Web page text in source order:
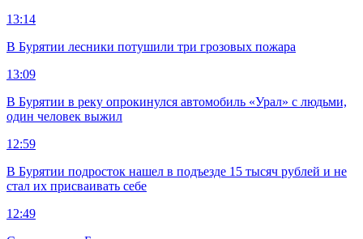
13:14
В Бурятии лесники потушили три грозовых пожара
13:09
В Бурятии в реку опрокинулся автомобиль «Урал» с людьми,
один человек выжил
12:59
В Бурятии подросток нашел в подъезде 15 тысяч рублей и не
стал их присваивать себе
12:49